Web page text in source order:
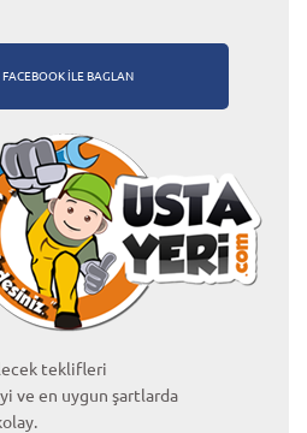
FACEBOOK İLE BAGLAN
teklifleri
ve en uygun şartlarda